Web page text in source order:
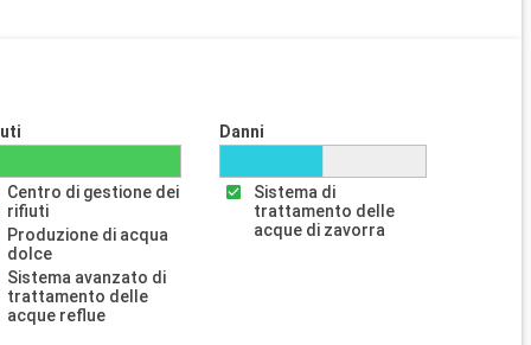
Centro di gestione dei
rifiuti
Produzione di acqua
dolce
Sistema avanzato di
trattamento delle
acque reflue
Danni
Sistema di
trattamento delle
acque di zavorra